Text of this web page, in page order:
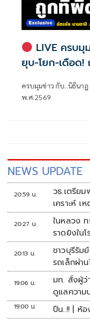
LIVE ครบมุ
ยุบ-โยก-เดือด
ครบมุมข่าว กับ..นิธินา
พ.ศ.2569
NEWS UPDATE
20:59 น.
วธ.เตรีย
เคราะห์ เ
20:27 น.
ในหลวง ท
ราดยิงในโ
20:13 น.
ชาวบุรีรัม
รถเล็กผ่า
19:06 น.
มท. สั่งผู้ว่
ดูแลความ
19:00 น. ปืน..!! | ห้